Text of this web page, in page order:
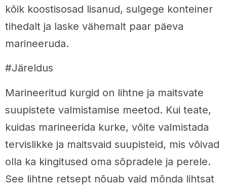
kõik koostisosad lisanud, sulgege konteiner
tihedalt ja laske vähemalt paar päeva
marineeruda.
#Järeldus
Marineeritud kurgid on lihtne ja maitsvate
suupistete valmistamise meetod. Kui teate,
kuidas marineerida kurke, võite valmistada
tervislikke ja maitsvaid suupisteid, mis võivad
olla ka kingitused oma sõpradele ja perele.
See lihtne retsept nõuab vaid mõnda lihtsat